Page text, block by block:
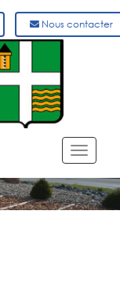
Nous contacter